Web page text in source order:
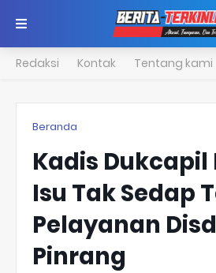
Redaksi Kontak Tentang kami
Beranda
Kadis Dukcapil
Isu Tak Sedap
Pelayanan
Pinrang